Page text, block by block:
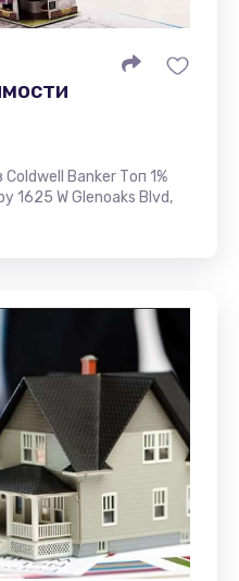
Banker Топ 1%
1625 W Glenoaks Blvd,